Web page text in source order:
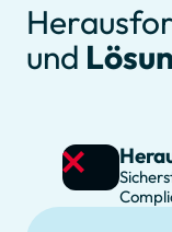
und